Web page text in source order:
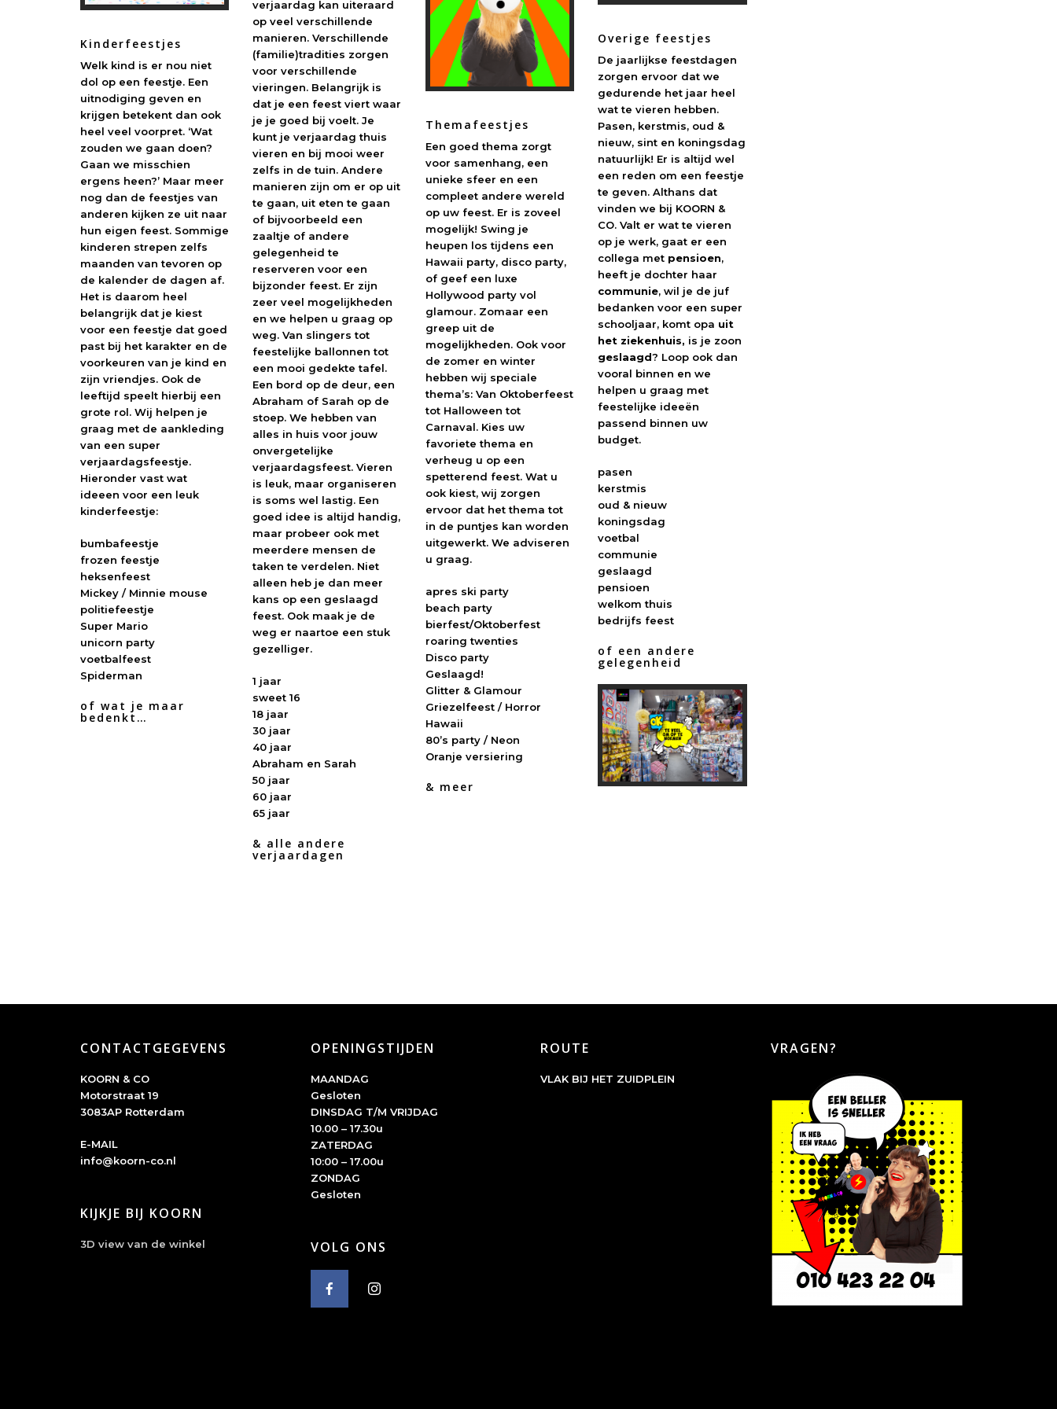
Kinderfeestjes
Welk kind is er nou niet
dol op een feestje. Een
uitnodiging geven en
krijgen betekent dan ook
heel veel voorpret. ‘Wat
zouden we gaan doen?
Gaan we misschien
ergens heen?’ Maar meer
nog dan de feestjes van
anderen kijken ze uit naar
hun eigen feest. Sommige
kinderen strepen zelfs
maanden van tevoren op
de kalender de dagen af.
Het is daarom heel
belangrijk dat je kiest
voor een feestje dat goed
past bij het karakter en de
voorkeuren van je kind en
zijn vriendjes. Ook de
leeftijd speelt hierbij een
grote rol. Wij helpen je
graag met de aankleding
van een super
verjaardagsfeestje.
Hieronder vast wat
ideeen voor een leuk
kinderfeestje:
bumbafeestje
frozen feestje
heksenfeest
Mickey / Minnie mouse
politiefeestje
Super Mario
unicorn party
voetbalfeest
Spiderman
of wat je maar
bedenkt…
verjaardag kan uiteraard
op veel verschillende
manieren. Verschillende
(familie)tradities zorgen
voor verschillende
vieringen. Belangrijk is
dat je een feest viert waar
je je goed bij voelt. Je
kunt je verjaardag thuis
vieren en bij mooi weer
zelfs in de tuin. Andere
manieren zijn om er op uit
te gaan, uit eten te gaan
of bijvoorbeeld een
zaaltje of andere
gelegenheid te
reserveren voor een
bijzonder feest. Er zijn
zeer veel mogelijkheden
en we helpen u graag op
weg. Van slingers tot
feestelijke ballonnen tot
een mooi gedekte tafel.
Een bord op de deur, een
Abraham of Sarah op de
stoep. We hebben van
alles in huis voor jouw
onvergetelijke
verjaardagsfeest. Vieren
is leuk, maar organiseren
is soms wel lastig. Een
goed idee is altijd handig,
maar probeer ook met
meerdere mensen de
taken te verdelen. Niet
alleen heb je dan meer
kans op een geslaagd
feest. Ook maak je de
weg er naartoe een stuk
gezelliger.
1 jaar
sweet 16
18 jaar
30 jaar
40 jaar
Abraham en Sarah
50 jaar
60 jaar
65 jaar
& alle andere
verjaardagen
Themafeestjes
Een goed thema zorgt
voor samenhang, een
unieke sfeer en een
compleet andere wereld
op uw feest. Er is zoveel
mogelijk! Swing je
heupen los tijdens een
Hawaii party, disco party,
of geef een luxe
Hollywood party vol
glamour. Zomaar een
greep uit de
mogelijkheden. Ook voor
de zomer en winter
hebben wij speciale
thema’s: Van Oktoberfeest
tot Halloween tot
Carnaval. Kies uw
favoriete thema en
verheug u op een
spetterend feest. Wat u
ook kiest, wij zorgen
ervoor dat het thema tot
in de puntjes kan worden
uitgewerkt. We adviseren
u graag.
apres ski party
beach party
bierfest/Oktoberfest
roaring twenties
Disco party
Geslaagd!
Glitter & Glamour
Griezelfeest / Horror
Hawaii
80’s party / Neon
Oranje versiering
& meer
Overige feestjes
De jaarlijkse feestdagen
zorgen ervoor dat we
gedurende het jaar heel
wat te vieren hebben.
Pasen, kerstmis, oud &
nieuw, sint en koningsdag
natuurlijk! Er is altijd wel
een reden om een feestje
te geven. Althans dat
vinden we bij KOORN &
CO. Valt er wat te vieren
op je werk, gaat er een
collega met pensioen,
heeft je dochter haar
communie, wil je de juf
bedanken voor een super
schooljaar, komt opa uit
het ziekenhuis, is je zoon
geslaagd? Loop ook dan
vooral binnen en we
helpen u graag met
feestelijke ideeën
passend binnen uw
budget.
pasen
kerstmis
oud & nieuw
koningsdag
voetbal
communie
geslaagd
pensioen
welkom thuis
bedrijfs feest
of een andere
gelegenheid
CONTACTGEGEVENS
KOORN & CO
Motorstraat 19
3083AP Rotterdam
E-MAIL
info@koorn-co.nl
KIJKJE BIJ KOORN
3D view van de winkel
OPENINGSTIJDEN
MAANDAG
Gesloten
DINSDAG T/M VRIJDAG
10.00 – 17.30u
ZATERDAG
10:00 – 17.00u
ZONDAG
Gesloten
VOLG ONS
ROUTE
VLAK BIJ HET ZUIDPLEIN
VRAGEN?